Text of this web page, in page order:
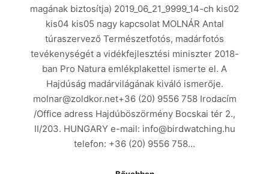
magának biztosítja) 2019_06_21_9999_14-ch kis02
kis04 kis05 nagy kapcsolat MOLNÁR Antal
túraszervező Természetfotós, madárfotós
tevékenységét a vidékfejlesztési miniszter 2018-
ban Pro Natura emlékplakettel ismerte el. A
Hajdúság madárvilágának kiváló ismerője.
molnar@zoldkor.net+36 (20) 9556 758 Irodacím
/Office adress Hajdúböszörmény Bocskai tér 2.,
II/203. HUNGARY e-mail: info@birdwatching.hu
telefon: +36 (20) 9556 758…